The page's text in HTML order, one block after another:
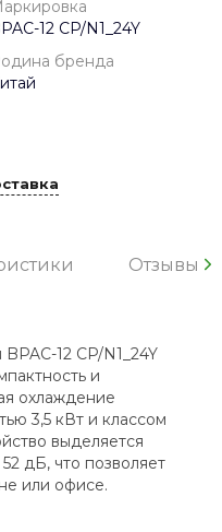
12 CP/N1_24Y
бренда
Отзывы
12 CP/N1_24Y
и
охлаждение
3,5 кВт и классом
выделяется
дБ, что позволяет
или офисе.